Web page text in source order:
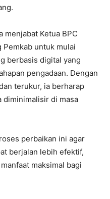
menjabat Ketua BPC
untuk mulai
berbasis digital yang
pengadaan. Dengan
terukur, ia berharap
diminimalisir di masa
perbaikan ini agar
berjalan lebih efektif,
maksimal bagi